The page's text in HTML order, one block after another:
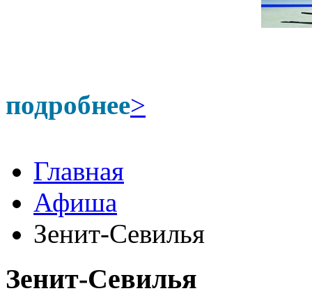
подробнее>
Главная
Афиша
Зенит-Севилья
Зенит-Севилья